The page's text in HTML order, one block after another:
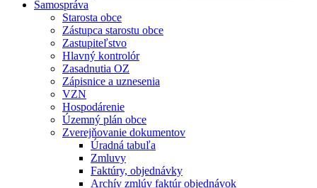
Samospráva
Starosta obce
Zástupca starostu obce
Zastupiteľstvo
Hlavný kontrolór
Zasadnutia OZ
Zápisnice a uznesenia
VZN
Hospodárenie
Územný plán obce
Zverejňovanie dokumentov
Úradná tabuľa
Zmluvy
Faktúry, objednávky
Archív zmlúv faktúr objednávok